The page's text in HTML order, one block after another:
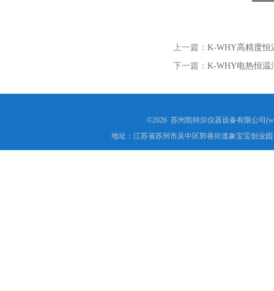
上一篇： K-WHY高精度恒
下一篇： K-WHY电热恒温
©2026 苏州凯特尔仪器设备有限公司
地址：江苏省苏州市吴中区郭巷街道象宝宝创业